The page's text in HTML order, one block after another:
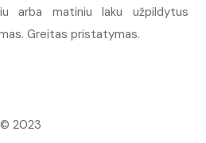
arba matiniu laku užpildytus
Greitas pristatymas.
2023